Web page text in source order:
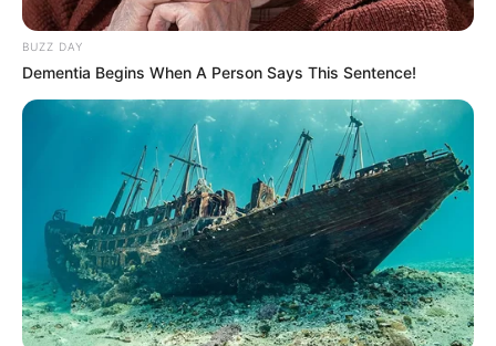
BUZZ DAY
Dementia Begins When A Person Says This Sentence!